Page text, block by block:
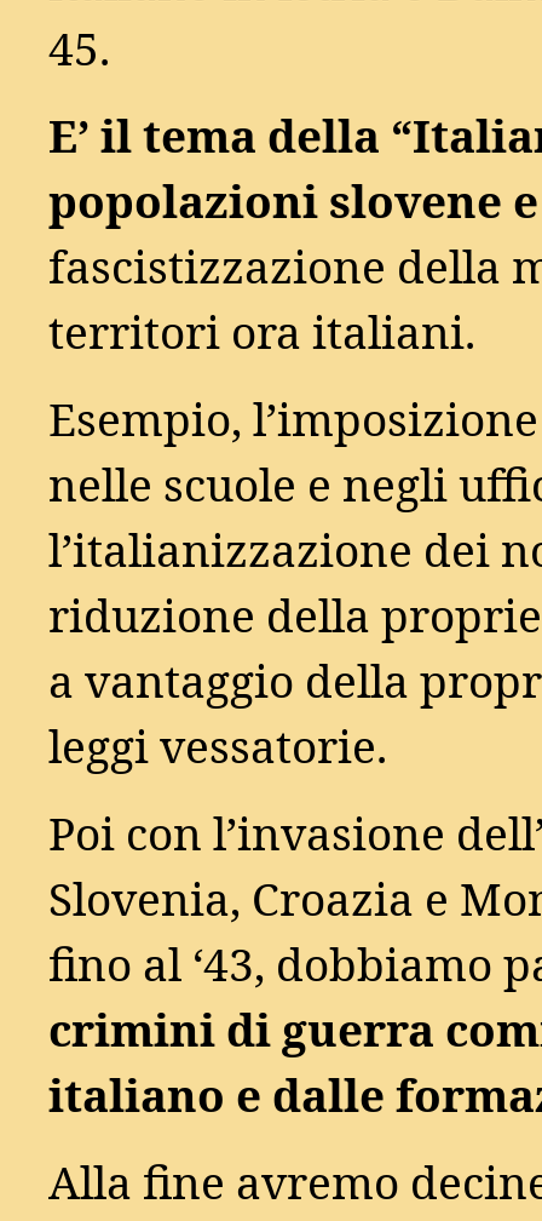
45.
E’ il tema della
popolazioni slovene
fascistizzazione della
territori ora italiani.
Esempio,
nelle scuole e negli
l’italianizzazione dei
riduzione della
a vantaggio della
leggi vessatorie.
Poi con l’invasione
Slovenia, Croazia e
fino al ‘43, dobbiamo
crimini di guerra
italiano e dalle
Alla fine avremo